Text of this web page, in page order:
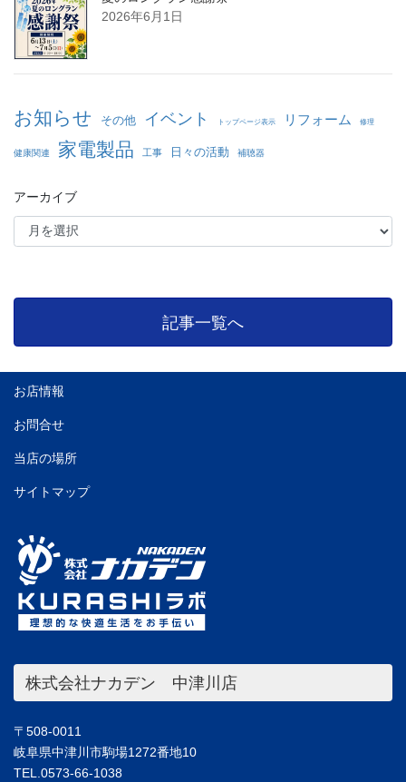
2026年6月1日
お知らせ その他 イベント トップページ表示 リフォーム 修理
健康関連 家電製品 工事 日々の活動 補聴器
アーカイブ
記事一覧へ
お店情報
お問合せ
当店の場所
サイトマップ
株式会社ナカデン 中津川店
〒508-0011
岐阜県中津川市駒場1272番地10
TEL.0573-66-1038